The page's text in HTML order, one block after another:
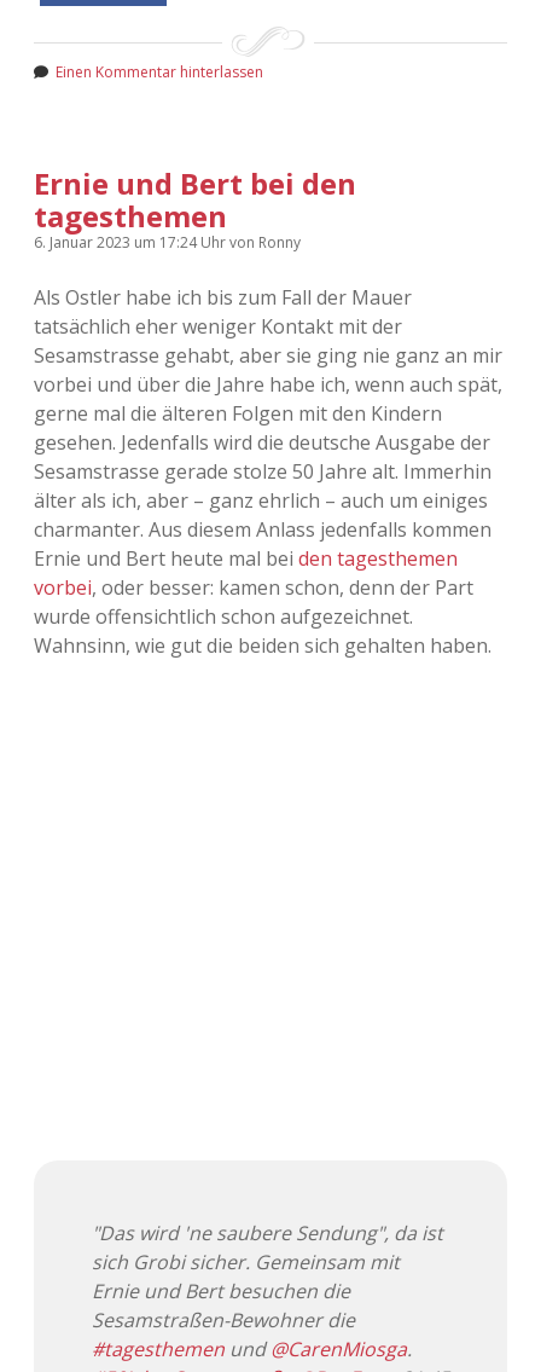
Einen Kommentar hinterlassen
Ernie und Bert bei den
tagesthemen
6. Januar 2023 um 17:24 Uhrvon Ronny
Als Ostler habe ich bis zum Fall der Mauer
tatsächlich eher weniger Kontakt mit der
Sesamstrasse gehabt, aber sie ging nie ganz an mir
vorbei und über die Jahre habe ich, wenn auch spät,
gerne mal die älteren Folgen mit den Kindern
gesehen. Jedenfalls wird die deutsche Ausgabe der
Sesamstrasse gerade stolze 50 Jahre alt. Immerhin
älter als ich, aber – ganz ehrlich – auch um einiges
charmanter. Aus diesem Anlass jedenfalls kommen
Ernie und Bert heute mal bei den tagesthemen
vorbei, oder besser: kamen schon, denn der Part
wurde offensichtlich schon aufgezeichnet.
Wahnsinn, wie gut die beiden sich gehalten haben.
"Das wird 'ne saubere Sendung", da ist
sich Grobi sicher. Gemeinsam mit
Ernie und Bert besuchen die
Sesamstraßen-Bewohner die
#tagesthemen und@CarenMiosga.